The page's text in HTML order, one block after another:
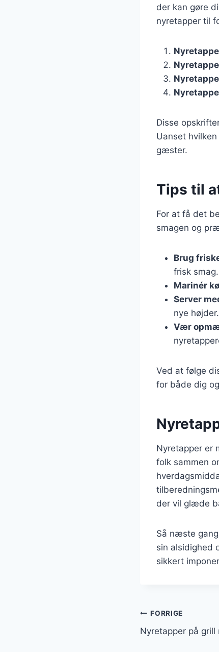
der kan gøre
nyretapper til
Disse
Uanset
gæster.
Tips til
For at få det
smagen og
Brug
frisk smag.
Marinér
Server
nye højder.
Vær
Ved at følge
for både dig
Nyretapper er
folk sammen
der vil glæde
Så næste
sin alsidighed
sikkert
FORRIGE
Nyretapper på